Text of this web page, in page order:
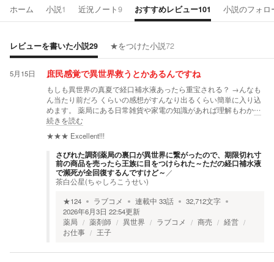
ホーム 小説1 近況ノート9 おすすめレビュー101 小説のフォロ
レビューを書いた小説29 ★をつけた小説72
5月15日 庶民感覚で異世界救うとかあるんですね
もしも異世界の真夏で経口補水液あったら重宝される？ →んなも
ん当たり前だろ くらいの感想がすんなり出るくらい簡単に入り込
めます。 薬局にある日常雑貨や家電の知識があれば理解もわか…
続きを読む
★★★ Excellent!!!
さびれた調剤薬局の裏口が異世界に繋がったので、期限切れ寸
前の商品を売ったら王族に目をつけられた～ただの経口補水液
で瀕死が全回復するんですけど～ ／
茶白公星(ちゃしろこうせい)
★124 ラブコメ 連載中 33話 32,712文字
2026年6月3日 22:54更新
薬局
薬剤師 異世界 ラブコメ 商売
経営
お仕事
王子